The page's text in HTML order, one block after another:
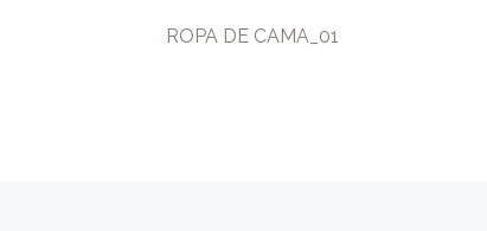
ROPA DE CAMA_01